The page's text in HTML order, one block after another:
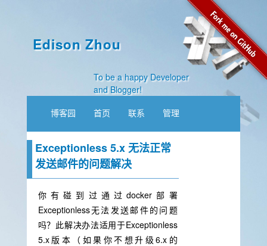
Edison Zhou
To be a happy Developer
and Blogger!
博客园
首页 联系 管理
Exceptionless 5.x 无法正常
发送邮件的问题解决
你有碰到过通过docker部署
Exceptionless无法发送邮件的问题
吗？此解决办法适用于Exceptionless
5.x版本（如果你不想升级6.x的